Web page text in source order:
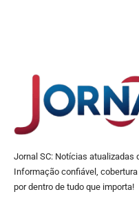
Jornal SC: Notícias atualizadas
Informação confiável,
por dentro de tudo que importa!